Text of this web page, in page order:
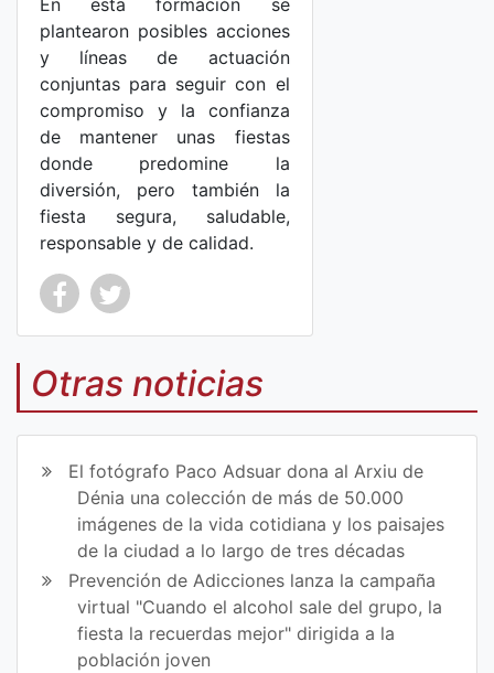
En esta formación se
plantearon posibles acciones
y líneas de actuación
conjuntas para seguir con el
compromiso y la confianza
de mantener unas fiestas
donde predomine la
diversión, pero también la
fiesta segura, saludable,
responsable y de calidad.
Co
mp
art
en
Fa
ce
bo
ok
Co
mp
art
ir
en
Tw
itt
er
Otras noticias
El fotógrafo Paco Adsuar dona al Arxiu de
Dénia una colección de más de 50.000
imágenes de la vida cotidiana y los paisajes
de la ciudad a lo largo de tres décadas
Prevención de Adicciones lanza la campaña
virtual "Cuando el alcohol sale del grupo, la
fiesta la recuerdas mejor" dirigida a la
población joven